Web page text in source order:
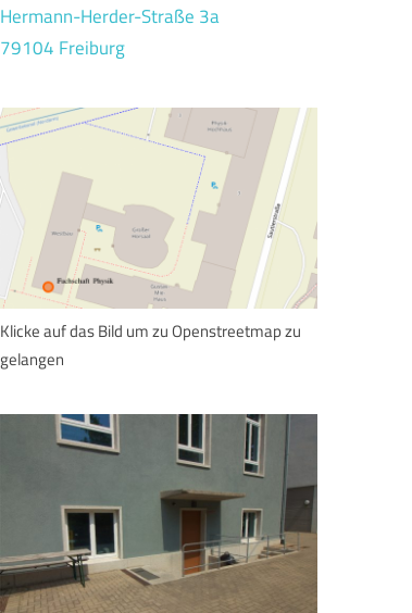
Hermann-Herder-Straße 3a
79104 Freiburg
Klicke auf das Bild um zu Openstreetmap zu
gelangen